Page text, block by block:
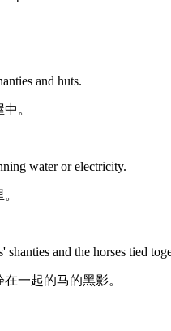
and huts.
。
water or electricity.
and the horses tied
一起的马的黑影。